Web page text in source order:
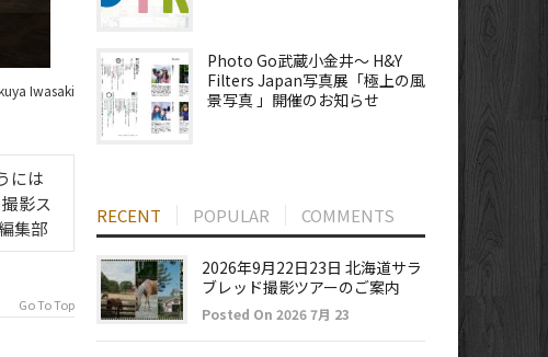
Iwasaki
には
影ス
集部
Go To Top
Photo Go武蔵小金井～ H&Y
Filters Japan写真展「極上の風
景写真 」開催のお知らせ
RECENT POPULAR COMMENTS
2026年9月22日23日 北海道サラ
ブレッド撮影ツアーのご案内
Posted On 2026 7月 23